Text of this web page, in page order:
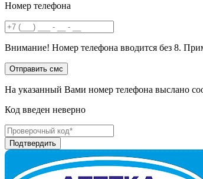
Номер телефона
Внимание! Номер телефона вводится без 8.
На указанный Вами номер телефона выслано
Код введен неверно